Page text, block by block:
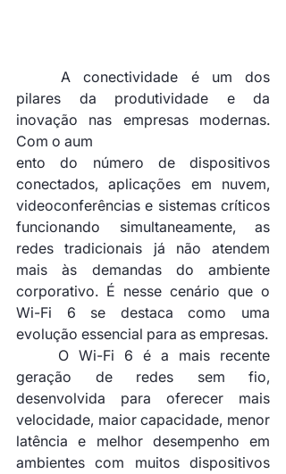
	A conectividade é um dos
pilares da produtividade e da
inovação nas empresas modernas.
Com o aum
ento do número de dispositivos
conectados, aplicações em nuvem,
videoconferências e sistemas críticos
funcionando simultaneamente, as
redes tradicionais já não atendem
mais às demandas do ambiente
corporativo. É nesse cenário que o
Wi-Fi 6 se destaca como uma
evolução essencial para as empresas.
geração de redes sem fio,
desenvolvida para oferecer mais
velocidade, maior capacidade, menor
latência e melhor desempenho em
ambientes com muitos dispositivos